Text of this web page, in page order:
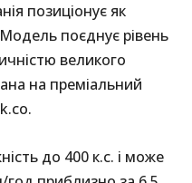
позиціонує як
поєднує рівень
великого
на преміальний
до 400 к.с. і може